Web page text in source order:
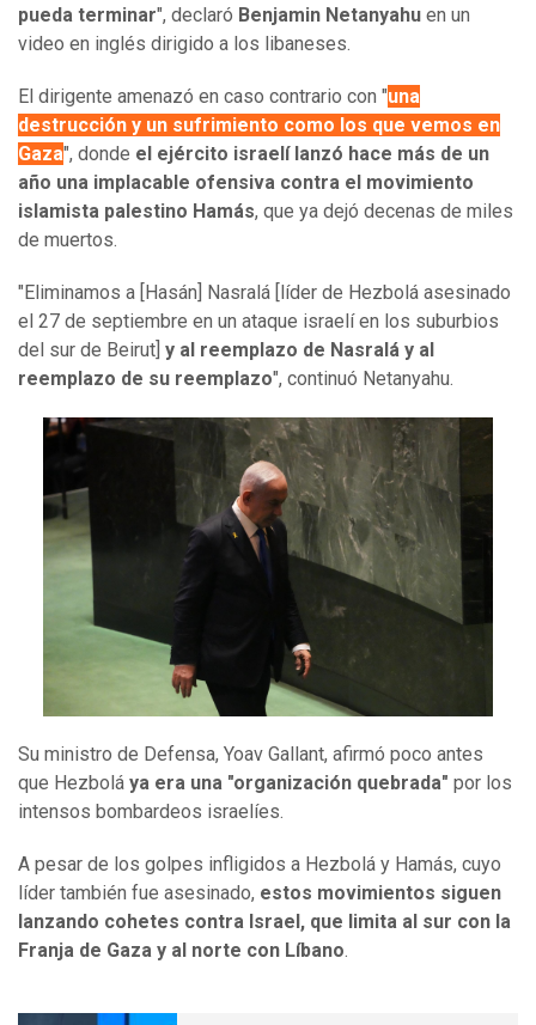
pueda terminar", declaró Benjamin Netanyahu en un
video en inglés dirigido a los libaneses.
El dirigente amenazó en caso contrario con "una
destrucción y un sufrimiento como los que vemos en
Gaza", donde el ejército israelí lanzó hace más de un
año una implacable ofensiva contra el movimiento
islamista palestino Hamás, que ya dejó decenas de miles
de muertos.
"Eliminamos a [Hasán] Nasralá [líder de Hezbolá asesinado
el 27 de septiembre en un ataque israelí en los suburbios
del sur de Beirut] y al reemplazo de Nasralá y al
reemplazo de su reemplazo", continuó Netanyahu.
Su ministro de Defensa, Yoav Gallant, afirmó poco antes
que Hezbolá ya era una "organización quebrada" por los
intensos bombardeos israelíes.
A pesar de los golpes infligidos a Hezbolá y Hamás, cuyo
líder también fue asesinado, estos movimientos siguen
lanzando cohetes contra Israel, que limita al sur con la
Franja de Gaza y al norte con Líbano.